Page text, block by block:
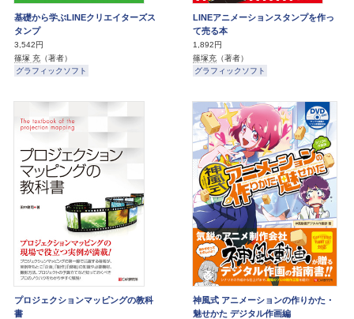
基礎から学ぶLINEクリエイターズス
タンプ
3,542円
篠塚 充 （著者）
グラフィックソフト
LINEアニメーションスタンプを作っ
て売る本
1,892円
篠塚充 （著者）
グラフィックソフト
プロジェクションマッピングの教科
書
神風式 アニメーションの作りかた・
魅せかた デジタル作画編